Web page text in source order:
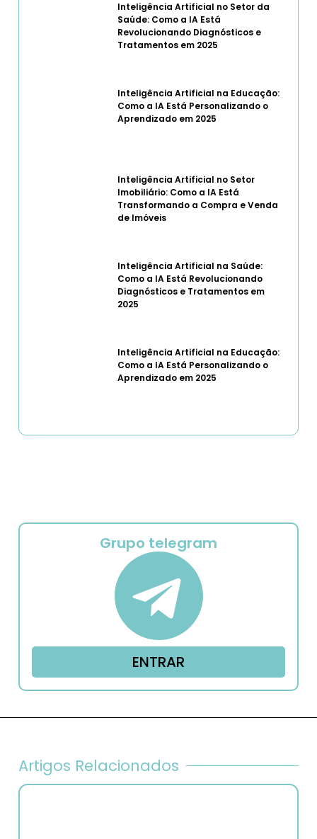
Inteligência Artificial no Setor da
Saúde: Como a IA Está
Revolucionando Diagnósticos e
Tratamentos em 2025
Inteligência Artificial na Educação:
Como a IA Está Personalizando o
Aprendizado em 2025
Inteligência Artificial no Setor
Imobiliário: Como a IA Está
Transformando a Compra e Venda
de Imóveis
Inteligência Artificial na Saúde:
Como a IA Está Revolucionando
Diagnósticos e Tratamentos em
2025
Inteligência Artificial na Educação:
Como a IA Está Personalizando o
Aprendizado em 2025
Grupo telegram
ENTRAR
Artigos Relacionados